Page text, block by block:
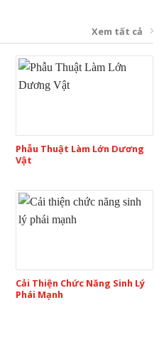
Xem tất cả
Phẫu Thuật Làm Lớn Dương
Vật
Cải Thiện Chức Năng Sinh Lý
Phái Mạnh